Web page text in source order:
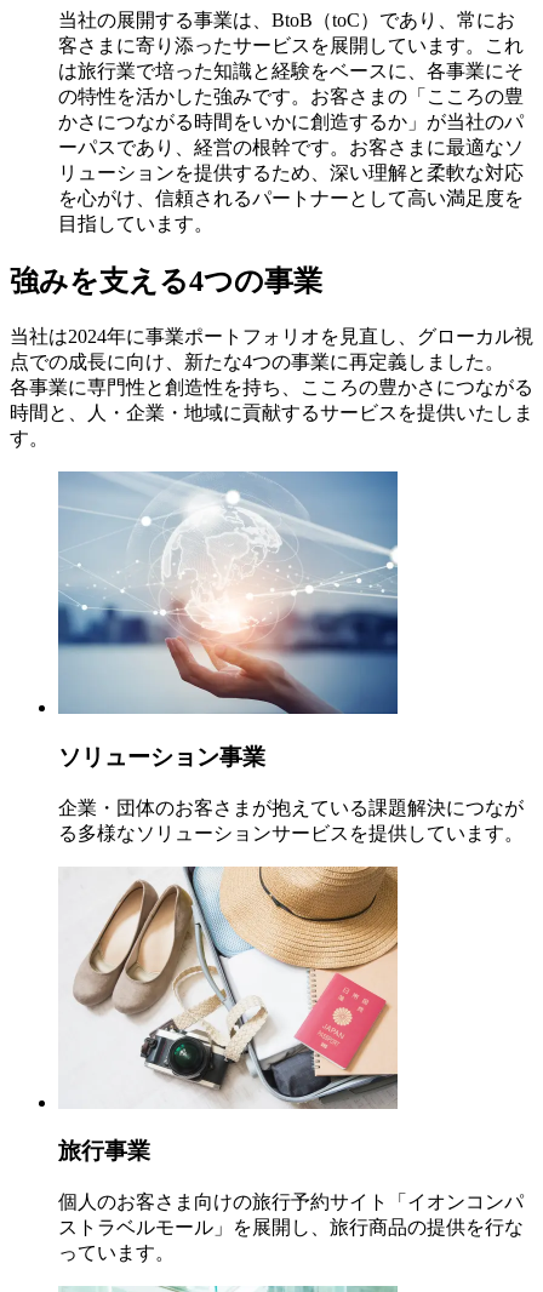
当社の展開する事業は、BtoB（toC）であり、常にお
客さまに寄り添ったサービスを展開しています。これ
は旅行業で培った知識と経験をベースに、各事業にそ
の特性を活かした強みです。お客さまの「こころの豊
かさにつながる時間をいかに創造するか」が当社のパ
ーパスであり、経営の根幹です。お客さまに最適なソ
リューションを提供するため、深い理解と柔軟な対応
を心がけ、信頼されるパートナーとして高い満足度を
目指しています。
強みを支える4つの事業
当社は2024年に事業ポートフォリオを見直し、グローカル視
点での成長に向け、新たな4つの事業に再定義しました。
各事業に専門性と創造性を持ち、こころの豊かさにつながる
時間と、人・企業・地域に貢献するサービスを提供いたしま
す。
ソリューション事業
企業・団体のお客さまが抱えている課題解決につなが
る多様なソリューションサービスを提供しています。
旅行事業
個人のお客さま向けの旅行予約サイト「イオンコンパ
ストラベルモール」を展開し、旅行商品の提供を行な
っています。